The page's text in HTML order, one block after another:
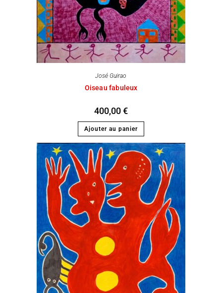
José Guirao
Oiseau fabuleux
400,00€
Ajouter au panier